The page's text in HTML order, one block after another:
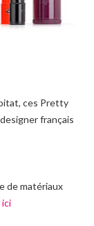
ces Pretty
français
de matériaux
ici